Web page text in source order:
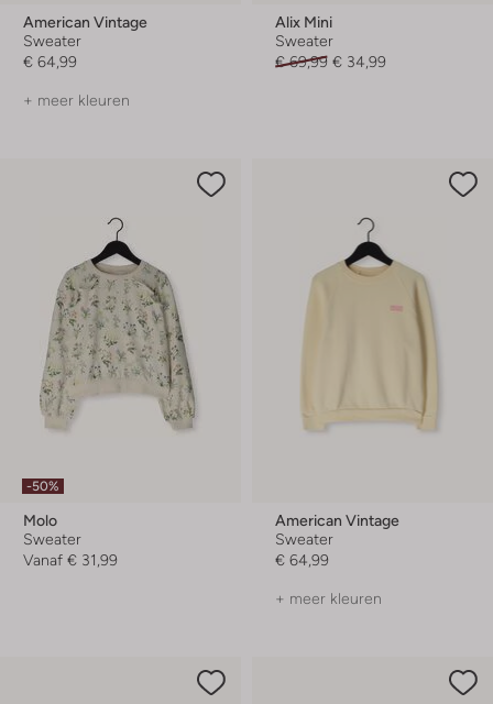
American Vintage
Sweater
€ 64,99
+ meer kleuren
Alix Mini
Sweater
€ 69,99 € 34,99
-50%
Molo
Sweater
Vanaf € 31,99
American Vintage
Sweater
€ 64,99
+ meer kleuren